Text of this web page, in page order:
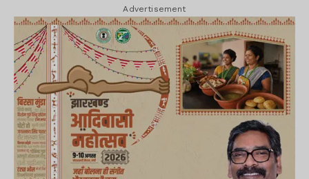
Advertisement